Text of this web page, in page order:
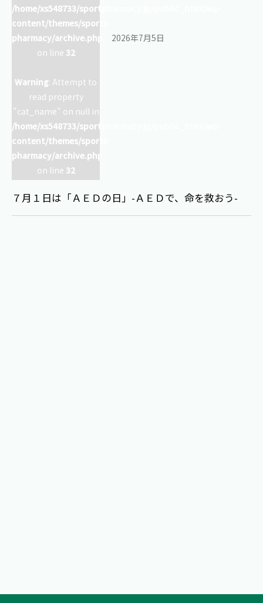
/home/xs548733/sportpharmacy.jp/public_html/wp-
content/themes/sports-
pharmacy/archive.php
on line 32
Warning: Attempt to
read property
"cat_name" on null in
/home/xs548733/sportpharmacy.jp/public_html/wp-
content/themes/sports-
pharmacy/archive.php
on line 32
2026年7月5日
７月１日は「ＡＥＤの日」-ＡＥＤで、命を救おう-